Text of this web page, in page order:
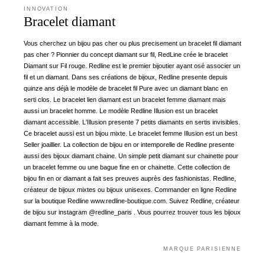
INNOVATION
Bracelet diamant
Vous cherchez un bijou pas cher ou plus precisement un bracelet fil diamant
pas cher ? Pionnier du concept diamant sur fil, RedLine crée le bracelet
Diamant sur Fil rouge. Redline est le premier bijoutier ayant osé associer un
fil et un diamant. Dans ses créations de bijoux, Redline presente depuis
quinze ans déjà le modèle de bracelet fil Pure avec un diamant blanc en
serti clos. Le bracelet lien diamant est un bracelet femme diamant mais
aussi un bracelet homme. Le modèle Redline Illusion est un bracelet
diamant accessible. L'Illusion presente 7 petits diamants en sertis invisibles.
Ce bracelet aussi est un bijou mixte. Le bracelet femme Illusion est un best
Seller joaillier. La collection de bijou en or intemporelle de Redline presente
aussi des bijoux diamant chaine. Un simple petit diamant sur chainette pour
un bracelet femme ou une bague fine en or chainette. Cette collection de
bijou fin en or diamant a fait ses preuves auprès des fashionistas. Redline,
créateur de bijoux mixtes ou bijoux unisexes. Commander en ligne Redline
sur la boutique Redline www.redline-boutique.com. Suivez Redline, créateur
de bijou sur instagram @redline_paris . Vous pourrez trouver tous les bijoux
diamant femme à la mode.
MARQUE PARISIENNE